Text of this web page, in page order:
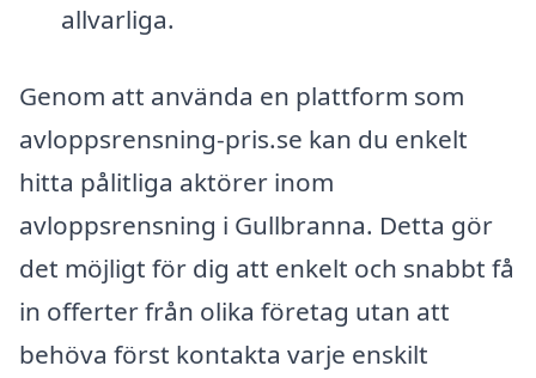
allvarliga.
Genom att använda en plattform som
avloppsrensning-pris.se kan du enkelt
hitta pålitliga aktörer inom
avloppsrensning i Gullbranna. Detta gör
det möjligt för dig att enkelt och snabbt få
in offerter från olika företag utan att
behöva först kontakta varje enskilt